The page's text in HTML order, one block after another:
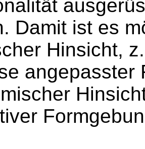
Damit ist es
Hinsicht,
angepasster